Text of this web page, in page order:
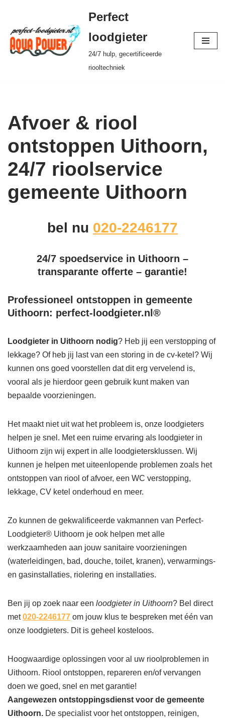
Ga
naar
de
Perfect
loodgieter
24/7 hulp, gecertificeerde
riooltechniek
Afvoer & riool
ontstoppen Uithoorn,
24/7 rioolservice
gemeente Uithoorn
bel nu 020-2246177
24/7 spoedservice in Uithoorn –
transparante offerte – garantie!
Professioneel ontstoppen in gemeente
Uithoorn: perfect-loodgieter.nl®
Loodgieter in Uithoorn nodig? Heb jij een verstopping of
lekkage? Of heb jij last van een storing in de cv-ketel? Wij
kunnen ons goed voorstellen dat dit erg vervelend is,
vooral als je hierdoor geen gebruik kunt maken van
bepaalde voorzieningen.
Het maakt niet uit wat het probleem is, onze loodgieters
helpen je snel. Met een ruime ervaring als loodgieter in
Uithoorn zijn wij expert in alle loodgietersklussen. Wij
kunnen je helpen met uiteenlopende problemen zoals het
ontstoppen van riool of afvoer, een WC verstopping,
lekkage, CV ketel onderhoud en meer.
Zo kunnen de gekwalificeerde vakmannen van Perfect-
Loodgieter® Uithoorn je ook helpen met alle
werkzaamheden aan jouw sanitaire voorzieningen
(waterleidingen, bad, douche, toilet, kranen), verwarmings-
en gasinstallaties, riolering en installaties.
Ben jij op zoek naar een loodgieter in Uithoorn? Bel direct
met020-2246177 om jouw klus te bespreken met één van
onze loodgieters. Dit is geheel kosteloos.
Hoogwaardige oplossingen voor al uw rioolproblemen in
Uithoorn. Riool ontstoppen, repareren en/of vervangen
doen we goed, snel en met garantie!
Aangewezen ontstoppingsdienst voor de gemeente
Uithoorn. De specialist voor het ontstoppen, reinigen,